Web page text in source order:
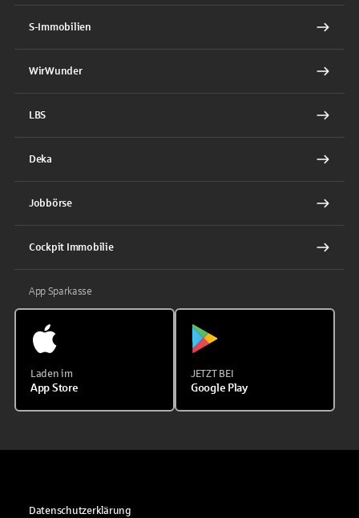
S-Immobilien
WirWunder
LBS
Deka
Jobbörse
Cockpit Immobilie
App Sparkasse
Laden im
App Store
JETZT BEI
Google Play
Datenschutzerklärung